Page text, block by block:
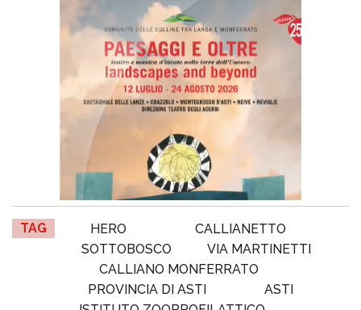
TAG HERO
CALLIANETTO
SOTTOBOSCO
VIA MARTINETTI
CALLIANO MONFERRATO
PROVINCIA DI ASTI
ASTI